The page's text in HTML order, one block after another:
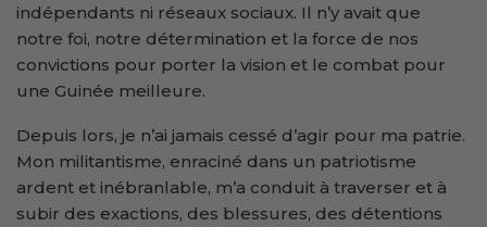
indépendants ni réseaux sociaux. Il n’y avait que
notre foi, notre détermination et la force de nos
convictions pour porter la vision et le combat pour
une Guinée meilleure.
Depuis lors, je n’ai jamais cessé d’agir pour ma patrie.
Mon militantisme, enraciné dans un patriotisme
ardent et inébranlable, m’a conduit à traverser et à
subir des exactions, des blessures, des détentions